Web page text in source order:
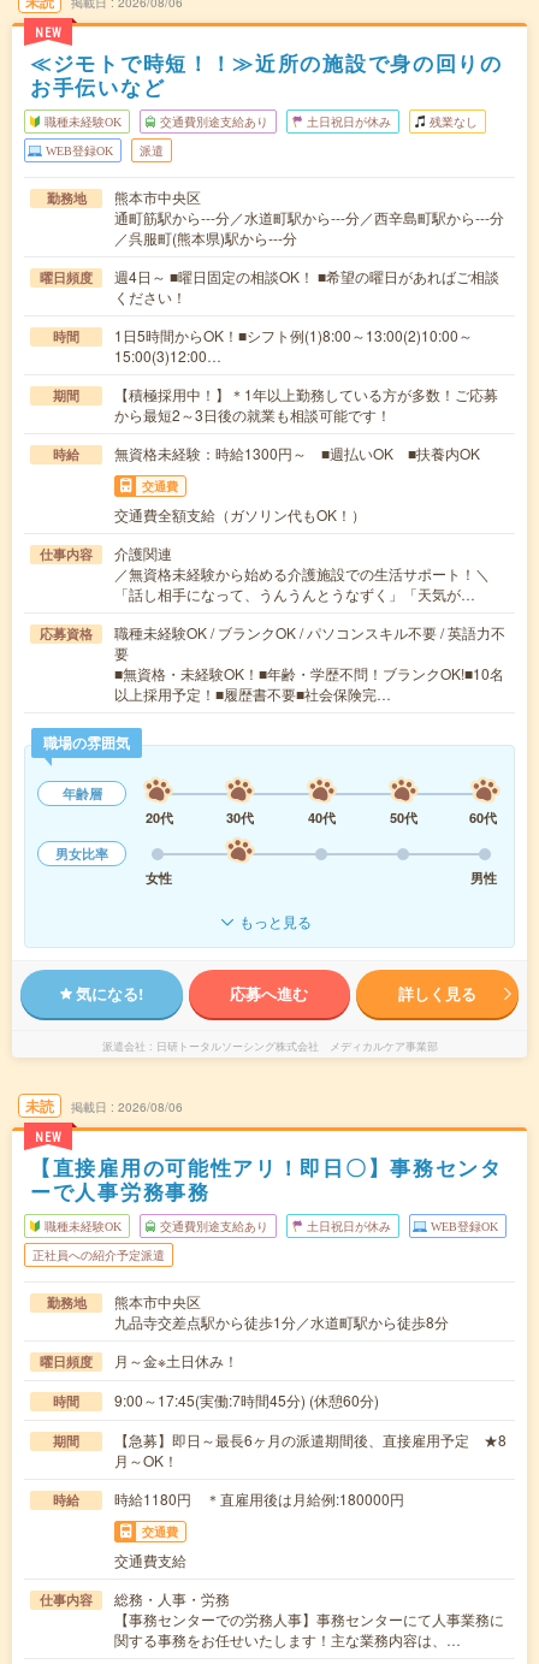
NEW
≪ジモトで時短！！≫近所の施設で身の回りの
お手伝いなど
職種未経験OK 交通費別途支給あり 土日祝日が休み 残業なし
WEB登録OK 派遣
勤務地
熊本市中央区
通町筋駅から---分／水道町駅から---分／西辛島町駅から---分
／呉服町(熊本県)駅から---分
曜日頻度
週4日～ ■曜日固定の相談OK！ ■希望の曜日があればご相談
ください！
時間
1日5時間からOK！■シフト例(1)8:00～13:00(2)10:00～
15:00(3)12:00…
期間
【積極採用中！】＊1年以上勤務している方が多数！ご応募
から最短2～3日後の就業も相談可能です！
時給 無資格未経験：時給1300円～ ■週払いOK ■扶養内OK
交通費
交通費全額支給（ガソリン代もOK！）
仕事内容
介護関連
／無資格未経験から始める介護施設での生活サポート！＼
「話し相手になって、うんうんとうなずく」「天気が…
応募資格
職種未経験OK / ブランクOK / パソコンスキル不要 / 英語力不
要
■無資格・未経験OK！■年齢・学歴不問！ブランクOK!■10名
以上採用予定！■履歴書不要■社会保険完…
職場の雰囲気
年齢層
20代
30代 40代 50代
60代
男女比率
女性
男性
もっと見る
気になる! 応募へ進む 詳しく見る
派遣会社 日研トータルソーシング株式会社 メディカルケア事業部
未読
NEW
掲載日 2026/08/06
【直接雇用の可能性アリ！即日〇】事務センタ
ーで人事労務事務
職種未経験OK 交通費別途支給あり 土日祝日が休み WEB登録OK
正社員への紹介予定派遣
勤務地
熊本市中央区
九品寺交差点駅から徒歩1分／水道町駅から徒歩8分
曜日頻度 月～金※土日休み！
時間 9:00～17:45(実働:7時間45分) (休憩60分)
期間
【急募】即日～最長6ヶ月の派遣期間後、直接雇用予定 ★8
月～OK！
時給 時給1180円 ＊直雇用後は月給例:180000円
交通費
交通費支給
仕事内容
総務・人事・労務
【事務センターでの労務人事】事務センターにて人事業務に
関する事務をお任せいたします！主な業務内容は、…